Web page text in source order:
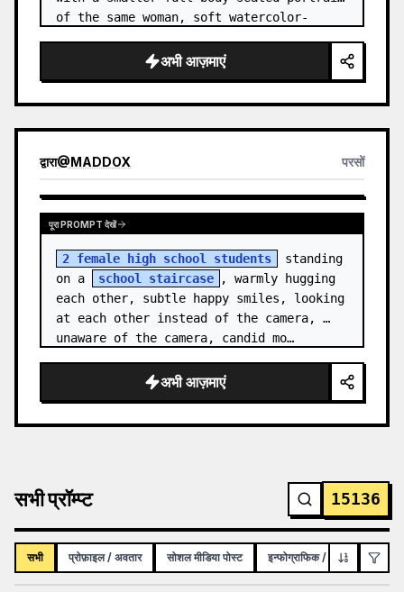
of the same woman, soft watercolor-
hand-drawn doodle decorations, zero flat
AI l…
अभी आज़माएं
द्वारा@MADDOX परसों
पूरा PROMPT देखें
2 female high school students
standing
on a
school staircase
, warmly hugging
each other, subtle happy smiles, looking
at each other instead of the camera,
unaware of the camera, candid mo…
अभी आज़माएं
सभी प्रॉम्प्ट 15136
सभी प्रोफ़ाइल / अवतार सोशल मीडिया पोस्ट इन्फोग्राफिक / शैक्षिक विज़ुअल